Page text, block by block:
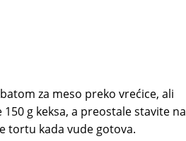
za meso preko vrećice, ali
g keksa, a preostale stavite na
tortu kada vude gotova.